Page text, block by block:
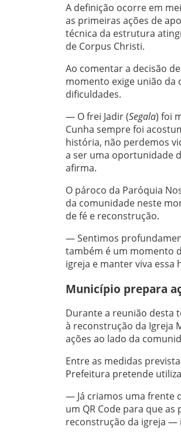
A definição ocorre em
as primeiras ações de
técnica da estrutura
de Corpus Christi.
Ao comentar a decisão
momento exige união da
dificuldades.
— O frei Jadir (Segala) foi
Cunha sempre foi
história, não perdemos
a ser uma oportunidade
afirma.
O pároco da Paróquia
da comunidade neste
de fé e reconstrução.
— Sentimos
também é um momento
igreja e manter viva
Município prepara
Durante a reunião desta
à reconstrução da Igreja
ações ao lado da
Entre as medidas
Prefeitura pretende
— Já criamos uma frente
um QR Code para que
reconstrução da igreja —